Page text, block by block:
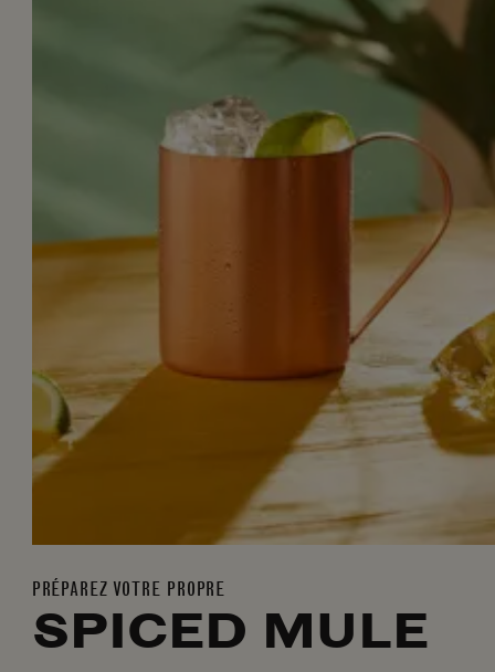
PRÉPAREZ VOTRE PROPRE
SPICED MULE